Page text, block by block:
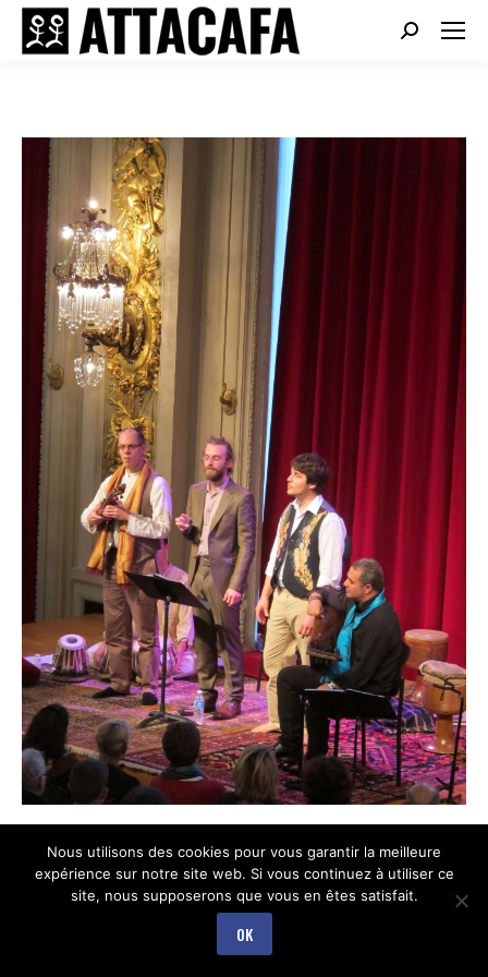
Search:
Nous utilisons des cookies pour vous garantir la meilleure
expérience sur notre site web. Si vous continuez à utiliser ce
site, nous supposerons que vous en êtes satisfait.
OK